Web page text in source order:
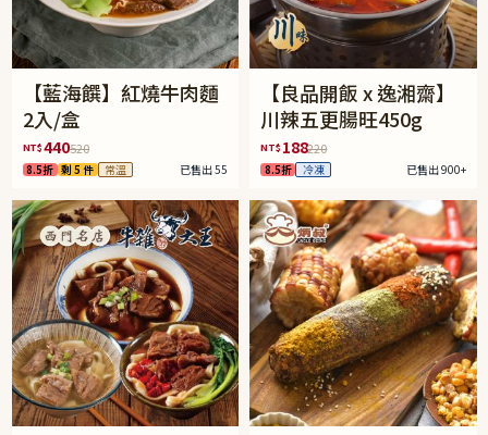
【藍海饌】紅燒牛肉麵
2入/盒
NT$440520
8.5折 剩 5 件 常溫 已售出 55
【良品開飯 x 逸湘齋】
川辣五更腸旺450g
NT$ 188220
8.5折 冷凍 已售出 900+